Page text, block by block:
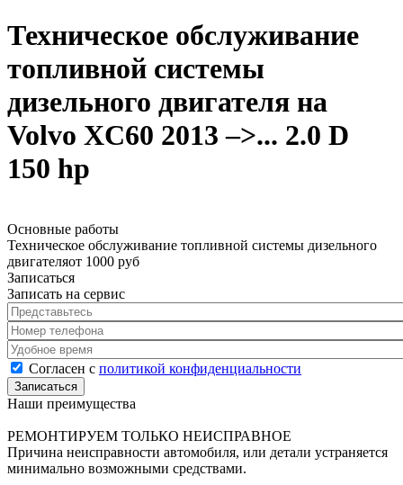
Техническое обслуживание
топливной системы
дизельного двигателя на
Volvo XC60 2013 –>... 2.0 D
150 hp
Основные работы
Техническое обслуживание топливной системы дизельного
двигателяот 1000 руб
Записаться
Записать на сервис
Представьтесь
Номер телефона
Удобное время
Согласен с политикой конфиденциальности*
Согласен с политикой конфиденциальности
Наши преимущества
РЕМОНТИРУЕМ ТОЛЬКО НЕИСПРАВНОЕ
Причина неисправности автомобиля, или детали устраняется
минимально возможными средствами.